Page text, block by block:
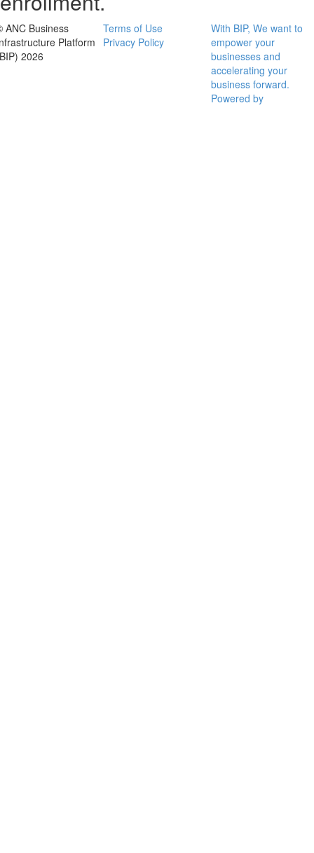
ANC Business
Platform
2026
Terms of Use
Privacy Policy
With BIP, We want to
empower your
businesses and
accelerating your
business forward.
Powered by